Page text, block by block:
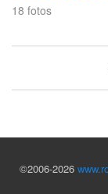
18 fotos
©2006-2026